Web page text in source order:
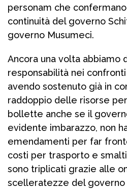
personam che
continuità del governo
governo Musumeci.
Ancora una volta abbiamo
responsabilità nei
avendo sostenuto già in
raddoppio delle risorse
bollette anche se il
evidente imbarazzo, non
emendamenti per far
costi per trasporto e
sono triplicati grazie alle
scelleratezze del governo